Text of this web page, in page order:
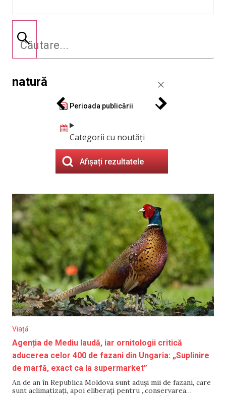
natură
Perioada publicării
Categorii cu noutăți
Afișați rezultatele
Viață
Agenția de Mediu laudă, iar ornitologii critică
aducerea celor 400 de fazani din Ungaria: „Suplinire
de marfă, exact ca la supermarket”
An de an în Republica Moldova sunt aduși mii de fazani, care
sunt aclimatizați, apoi eliberați pentru „conservarea